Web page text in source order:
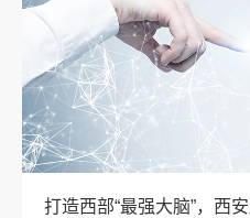
打造西部“最强大脑”，西